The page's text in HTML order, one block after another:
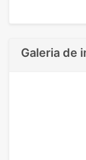
Galeria de